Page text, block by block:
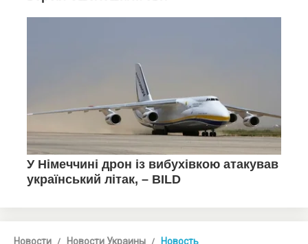
Новости Новости Украины Новость